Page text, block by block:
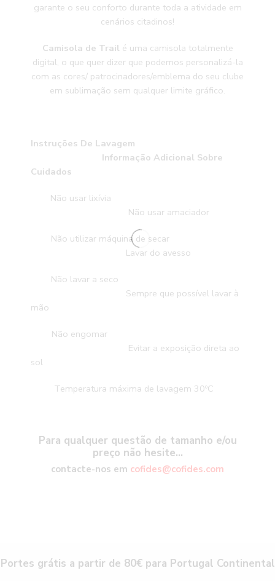
garante o seu conforto durante toda a atividade em
cenários citadinos!
Camisola de Trail é uma camisola totalmente
digital, o que quer dizer que podemos personalizá-la
com as cores/ patrocinadores/emblema do seu clube
em sublimação sem qualquer limite gráfico.
Instruções De Lavagem
Informação Adicional Sobre
Cuidados
Não usar lixívia
Não usar amaciador
Não utilizar máquina de secar
Lavar do avesso
Não lavar a seco
Sempre que possível lavar à
mão
Não engomar
Evitar a exposição direta ao
sol
Temperatura máxima de lavagem 30ºC
Para qualquer questão de tamanho e/ou
preço não hesite…
contacte-nos em cofides@cofides.com
Portes grátis a partir de 80€ para Portugal Continental